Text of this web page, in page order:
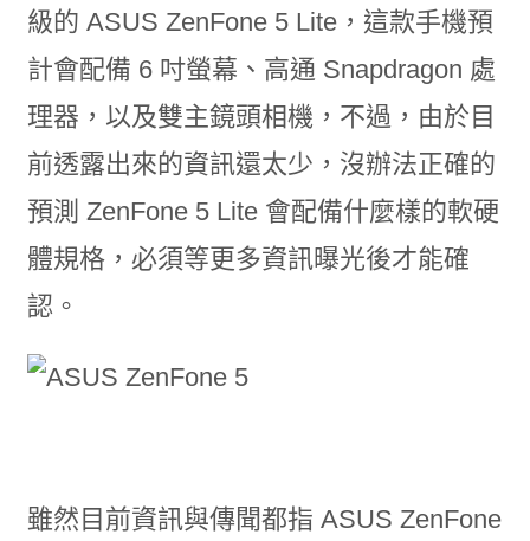
級的 ASUS ZenFone 5 Lite，這款手機預
計會配備 6 吋螢幕、高通 Snapdragon 處
理器，以及雙主鏡頭相機，不過，由於目
前透露出來的資訊還太少，沒辦法正確的
預測 ZenFone 5 Lite 會配備什麼樣的軟硬
體規格，必須等更多資訊曝光後才能確
認。
雖然目前資訊與傳聞都指 ASUS ZenFone